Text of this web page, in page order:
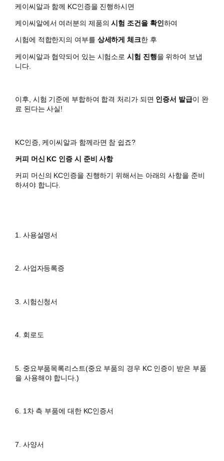
케이씨알과 함께 KC인증을 진행하시면
​케이씨알에서 여러분의 제품의시험 조건을 확인하여
시험에 적합한지의 여부를 상세하게 체크한 후
케이씨알과 협약되어 있는 시험소로시험 진행을 위하여 보냅
니다.
이후, 시험 기준에 부합하여 합격 처리가 되면 인증서 발급이 완
료 된다는 사실!
KC인증, 케이씨알과 함께라면 참 쉽죠?
커피 머신 KC 인증 시 준비 사항
커피 머신의 KC인증을 진행하기 위해서는 아래의 사항을 준비
하셔야 합니다.
1. 사용설명서
2. 사업자등록증
3. 시험신청서
4. 회로도
5. 중요부품목록리스트(중요 부품의 경우 KC 인증이 받은 부품
을 사용해야 합니다.)
6. 1차 측 부품에 대한 KC인증서
7. 사양서